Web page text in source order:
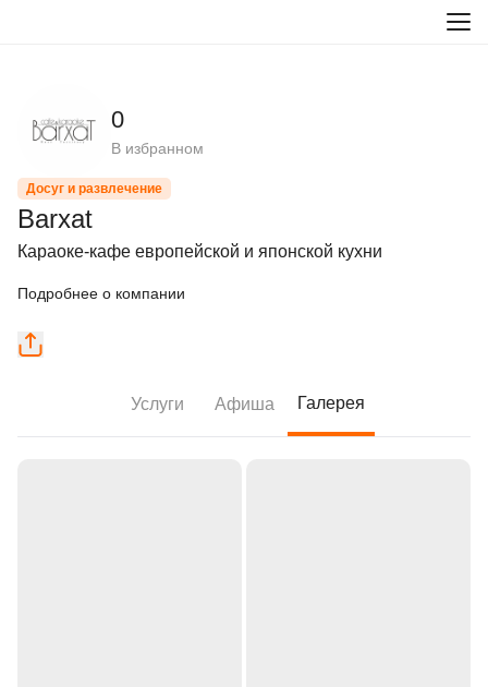
0
В избранном
Досуг и развлечение
Barxat
Караоке-кафе европейской и японской кухни
Подробнее о компании
Услуги Афиша Галерея